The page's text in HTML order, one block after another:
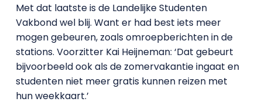
Met dat laatste is de Landelijke Studenten
Vakbond wel blij. Want er had best iets meer
mogen gebeuren, zoals omroepberichten in de
stations. Voorzitter Kai Heijneman: ‘Dat gebeurt
bijvoorbeeld ook als de zomervakantie ingaat en
studenten niet meer gratis kunnen reizen met
hun weekkaart.’